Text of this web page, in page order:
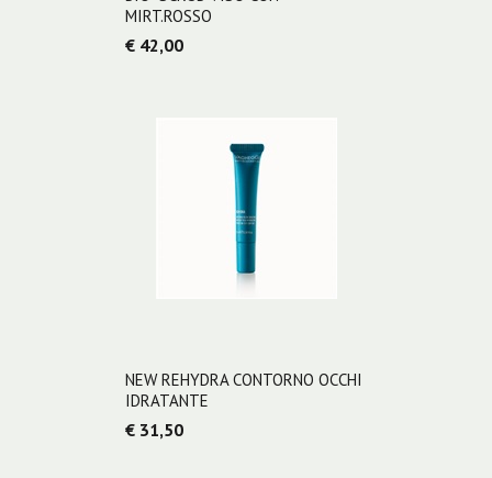
MIRT.ROSSO
€ 42,00
NEW REHYDRA CONTORNO OCCHI
IDRATANTE
€ 31,50